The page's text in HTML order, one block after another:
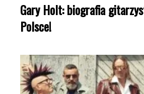
Gary Holt: biografia
Polsce!